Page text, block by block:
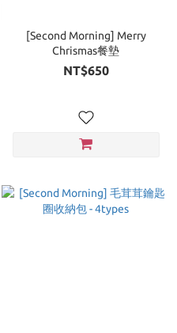
[Second Morning] Merry
Chrismas餐墊
NT$650